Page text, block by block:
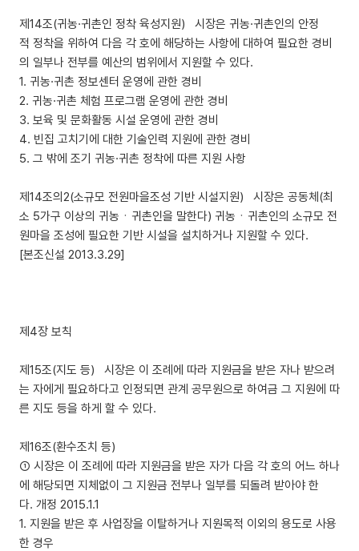
제14조(귀농·귀촌인 정착 육성지원) 시장은 귀농·귀촌인의 안정
적 정착을 위하여 다음 각 호에 해당하는 사항에 대하여 필요한 경비
의 일부나 전부를 예산의 범위에서 지원할 수 있다.
1. 귀농·귀촌 정보센터 운영에 관한 경비
2. 귀농·귀촌 체험 프로그램 운영에 관한 경비
3. 보육 및 문화활동 시설 운영에 관한 경비
4. 빈집 고치기에 대한 기술인력 지원에 관한 경비
5. 그 밖에 조기 귀농·귀촌 정착에 따른 지원 사항
제14조의2(소규모 전원마을조성 기반 시설지원) 시장은 공동체(최
소 5가구 이상의 귀농ㆍ귀촌인을 말한다) 귀농ㆍ귀촌인의 소규모 전
원마을 조성에 필요한 기반 시설을 설치하거나 지원할 수 있다.
[본조신설 2013.3.29]
제4장 보칙
제15조(지도 등) 시장은 이 조례에 따라 지원금을 받은 자나 받으려
는 자에게 필요하다고 인정되면 관계 공무원으로 하여금 그 지원에 따
른 지도 등을 하게 할 수 있다.
제16조(환수조치 등)
① 시장은 이 조례에 따라 지원금을 받은 자가 다음 각 호의 어느 하나
에 해당되면 지체없이 그 지원금 전부나 일부를 되돌려 받아야 한
다. 개정 2015.1.1
1. 지원을 받은 후 사업장을 이탈하거나 지원목적 이외의 용도로 사용
한 경우